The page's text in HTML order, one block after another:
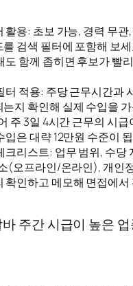
활용: 초보 가능, 경력 무관
검색 필터에 포함해 보
도 함께 좁히면 후보가 빨
터 적용: 주당 근무시간과
지 확인해 실제 수입을
주 3일 4시간 근무의 시급
입은 대략 12만원 수준이
크리스트: 업무 범위, 수당
(오프라인/온라인), 개인
확인하고 메모해 면접에서
주간 시급이 높은 업